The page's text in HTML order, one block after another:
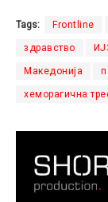
Tags: Frontline
здравство
Македонија
хеморагична